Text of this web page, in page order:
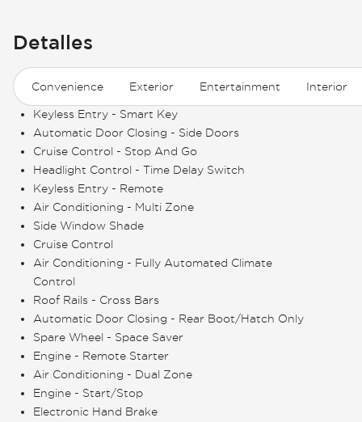
Detalles
Convenience Exterior Entertainment Interior
Keyless Entry - Smart Key
Automatic Door Closing - Side Doors
Cruise Control - Stop And Go
Headlight Control - Time Delay Switch
Keyless Entry - Remote
Air Conditioning - Multi Zone
Side Window Shade
Cruise Control
Air Conditioning - Fully Automated Climate
Control
Roof Rails - Cross Bars
Automatic Door Closing - Rear Boot/Hatch Only
Spare Wheel - Space Saver
Engine - Remote Starter
Air Conditioning - Dual Zone
Engine - Start/Stop
Electronic Hand Brake